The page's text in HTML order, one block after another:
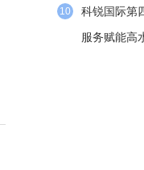
10
科锐国际第
服务赋能高